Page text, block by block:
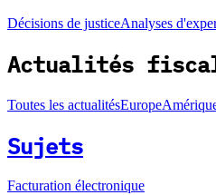
Décisions de justiceAnalyses
Actualités
Toutes les actualitésEurope
Sujets
Facturation électronique